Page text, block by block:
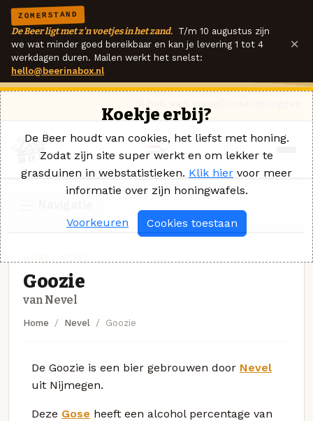
ZOMERSTAND
De Beer ligt met z'n voetjes in het zand. T/m 10 augustus zijn
we wat minder goed bereikbaar en kan je levering 1 tot 4
werkdagen duren. Mailen werkt het snelst:
hello@beerinabox.nl
×
Goozie
van Nevel
Home Nevel Goozie
De Goozie is een bier gebrouwen door Nevel
uit Nijmegen.
Deze Gose heeft een alcohol percentage van
Koekje erbij?
De Beer houdt van cookies, het liefst met honing.
Zodat zijn site super werkt en om lekker te
grasduinen in webstatistieken. Klik hier voor meer
informatie over zijn honingwafels.
Voorkeuren Cookies toestaan